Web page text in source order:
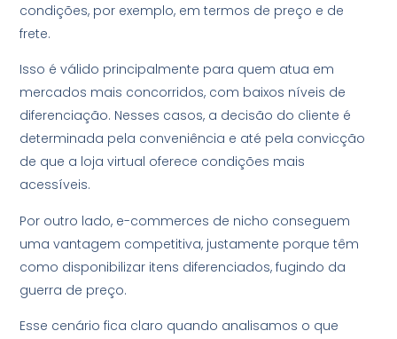
condições, por exemplo, em termos de preço e de
frete.
Isso é válido principalmente para quem atua em
mercados mais concorridos, com baixos níveis de
diferenciação. Nesses casos, a decisão do cliente é
determinada pela conveniência e até pela convicção
de que a loja virtual oferece condições mais
acessíveis.
Por outro lado, e-commerces de nicho conseguem
uma vantagem competitiva, justamente porque têm
como disponibilizar itens diferenciados, fugindo da
guerra de preço.
Esse cenário fica claro quando analisamos o que